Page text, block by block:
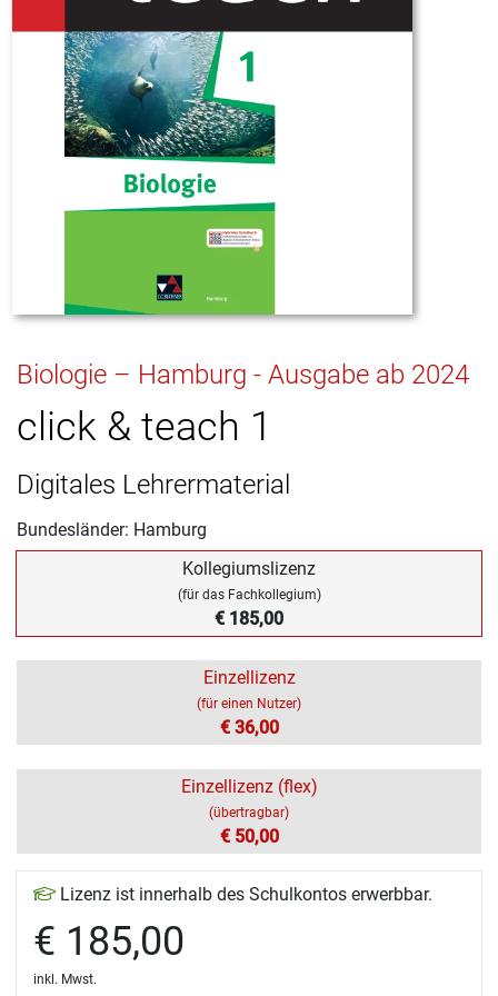
Biologie – Hamburg - Ausgabe ab 2024
click & teach 1
Digitales Lehrermaterial
Bundesländer: Hamburg
Kollegiumslizenz
(für das Fachkollegium)
€ 185,00
Einzellizenz
(für einen Nutzer)
€ 36,00
Einzellizenz (flex)
(übertragbar)
€ 50,00
Lizenz ist innerhalb des Schulkontos erwerbbar.
€ 185,00
inkl. Mwst.